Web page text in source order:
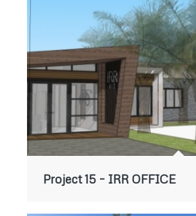
Project 15 – IRR OFFICE